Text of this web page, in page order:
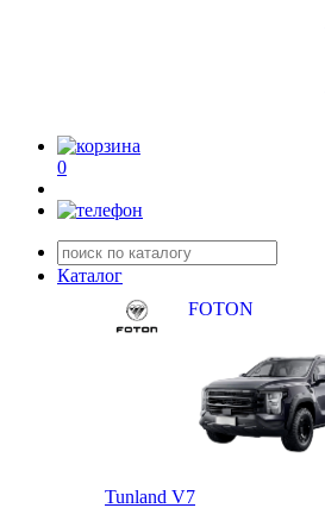
0
Каталог
FOTON
Tunland V7